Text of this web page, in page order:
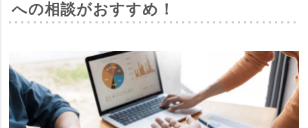
への相談がおすすめ！